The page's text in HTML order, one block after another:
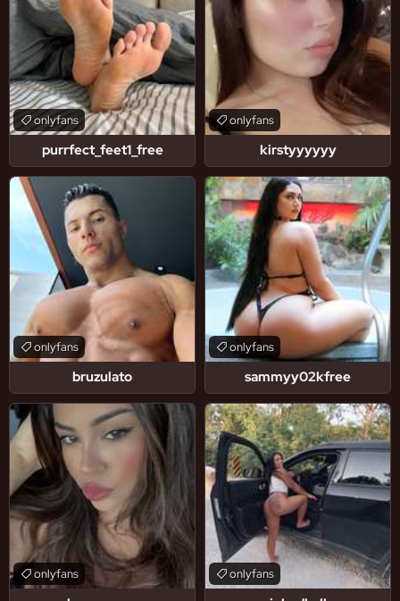
purrfect_feet1_free
onlyfans
kirstyyyyyy
onlyfans
bruzulato
onlyfans
sammyy02kfree
onlyfans
onlyfans onlyfans